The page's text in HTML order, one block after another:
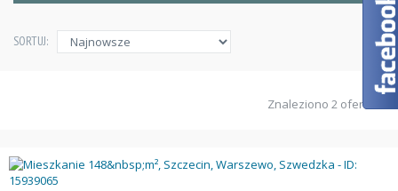
SORTUJ:
Znaleziono 2 ofert